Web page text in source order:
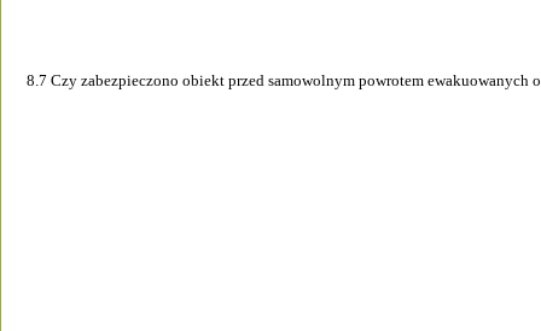
8.7 Czy zabezpieczono obiekt przed samowolnym powrotem ewakuowanych